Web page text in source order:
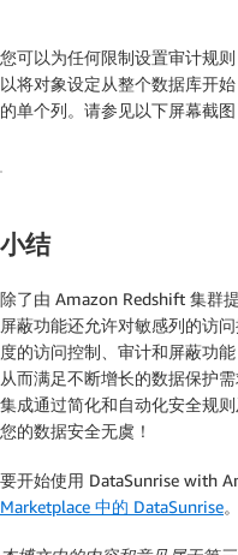
您可以为任何限制设置审计规
以将对象设定从整个数据库开
的单个列。请参见以下屏幕截图
小结
除了由 Amazon Redshift 集群
屏蔽功能还允许对敏感列的访
度的访问控制、审计和屏蔽功
从而满足不断增长的数据保护
集成通过简化和自动化安全规
您的数据安全无虞！
要开始使用 DataSunrise with
Marketplace 中的 DataSunrise。